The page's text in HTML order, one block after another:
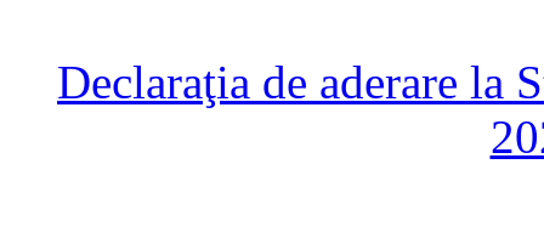
Declaraţia de aderare la